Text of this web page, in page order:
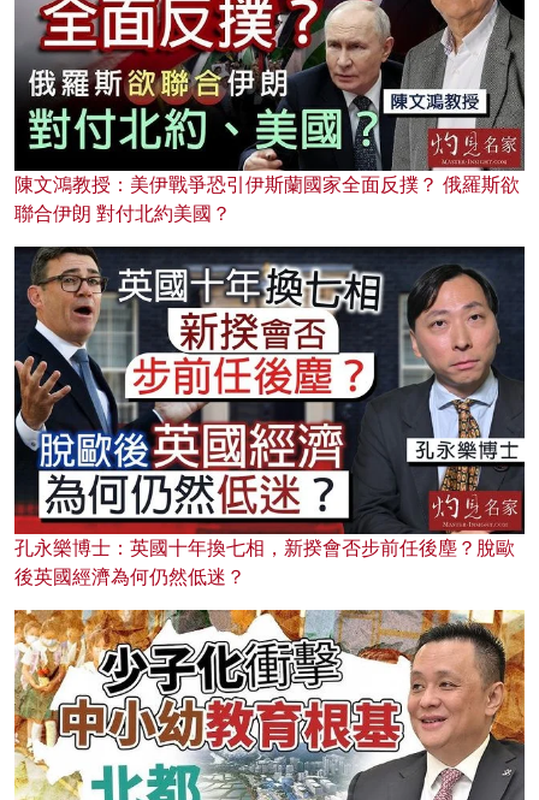
陳文鴻教授：美伊戰爭恐引伊斯蘭國家全面反撲？ 俄羅斯欲
聯合伊朗 對付北約美國？
孔永樂博士：英國十年換七相，新揆會否步前任後塵？脫歐
後英國經濟為何仍然低迷？